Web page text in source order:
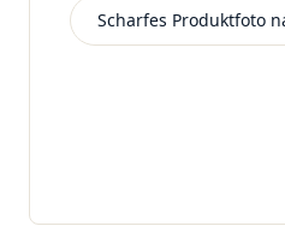
Scharfes Produktfoto